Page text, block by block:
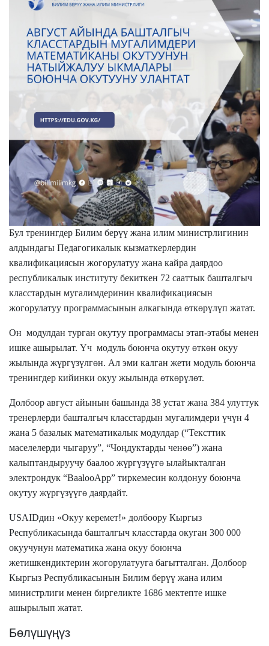
Бул тренингдер Билим берүү жана илим министрлигинин
алдындагы Педагогикалык кызматкерлердин
квалификациясын жогорулатуу жана кайра даярдоо
республикалык институту бекиткен 72 сааттык башталгыч
класстардын мугалимдеринин квалификациясын
жогорулатуу программасынын алкагында өткөрүлүп жатат.
Он модулдан турган окутуу программасы этап-этабы менен
ишке ашырылат. Үч модуль боюнча окутуу өткөн окуу
жылында жүргүзүлгөн. Ал эми калган жети модуль боюнча
тренингдер кийинки окуу жылында өткөрүлөт.
Долбоор август айынын башында 38 устат жана 384 улуттук
тренерлерди башталгыч класстардын мугалимдери үчүн 4
жана 5 базалык математикалык модулдар (“Тексттик
маселелерди чыгаруу”, “Чоңдуктарды ченөө”) жана
калыптандыруучу баалоо жүргүзүүгө ылайыкталган
электрондук “BaalooApp” тиркемесин колдонуу боюнча
окутуу жүргүзүүгө даярдайт.
USAIDдин «Окуу керемет!» долбоору Кыргыз
Республикасында башталгыч класстарда окуган 300 000
окуучунун математика жана окуу боюнча
жетишкендиктерин жогорулатууга багытталган. Долбоор
Кыргыз Республикасынын Билим берүү жана илим
министрлиги менен биргеликте 1686 мектепте ишке
ашырылып жатат.
Бөлүшүңүз